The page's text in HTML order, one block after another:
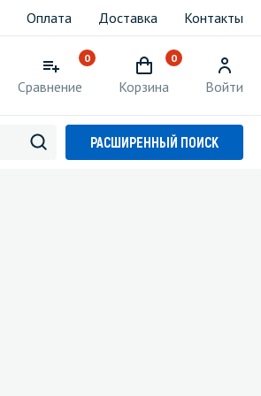
Оплата Доставка Контакты
0
Сравнение
0
Корзина Войти
РАСШИРЕННЫЙ ПОИСК